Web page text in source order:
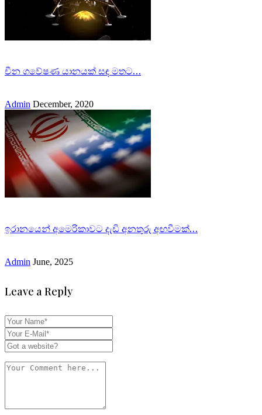
චීන ගවේෂණ යානයක් සඳ මතට…
Admin December, 2020
ඉරානයෙන් අමෙරිකාවට දැඩි අනතුරු අඟවීමක්…
Admin June, 2025
Leave a Reply